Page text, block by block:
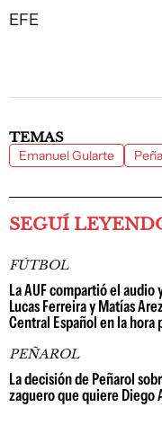
EFE
TEMAS
Emanuel Gularte
SEGUÍ
FÚTBOL
La AUF compartió el audio
Lucas Ferreira y Matías
Central Español en la
PEÑAROL
La decisión de Peñarol
zaguero que quiere Diego